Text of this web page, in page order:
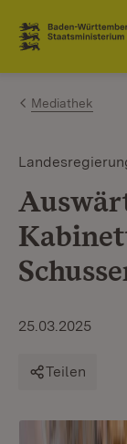
Zum Inhalt
Link zur
Mediathek
25.03.2025
Teilen